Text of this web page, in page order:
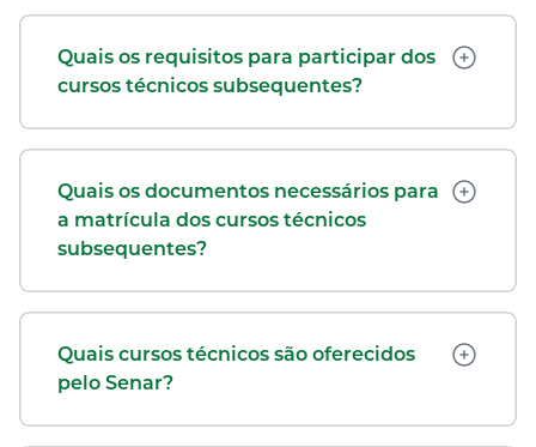
Quais os requisitos para participar dos
cursos técnicos subsequentes?
Quais os documentos necessários para
a matrícula dos cursos técnicos
subsequentes?
Quais cursos técnicos são oferecidos
pelo Senar?